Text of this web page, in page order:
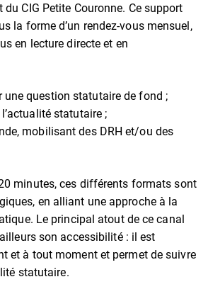
CIG Petite Couronne. Ce support
la forme d’un rendez-vous mensuel,
en lecture directe et en
une question statutaire de fond ;
statutaire ;
mobilisant des DRH et/ou des
20 minutes, ces différents formats sont
en alliant une approche à la
Le principal atout de ce canal
son accessibilité : il est
et à tout moment et permet de suivre
statutaire.